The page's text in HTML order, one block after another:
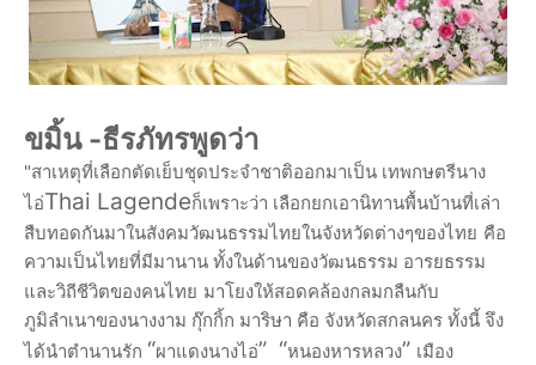
ขมิ้น -ธีรภัทรพูดว่า
"สาเหตุที่เลือกตัดเย็บชุดประจำชาติออกมาเป็น เทพกษตรีนาง
ไอ่Thai Lagendeก็เพราะว่า เลือกยกเอานิทานพื้นบ้านที่เล่า
สืบทอดกันมาในสังคมวัฒนธรรมไทยในจังหวัดต่างๆของไทย คือ
ความเป็นไทยที่มีมานาน ทั้งในด้านของวัฒนธรรม อารยธรรม
และวิถีชีวิตของคนไทย มาโยงให้สอดคล้องกลมกลืนกับ
ภูมิลำเนาของนางงาม กุ๊กกิ้ก มาริษา คือ จังหวัดสกลนคร ทั้งนี้ จึง
ได้นำตำนานรัก “ผาแดงนางไอ่” “หนองหารหลวง” เมือง